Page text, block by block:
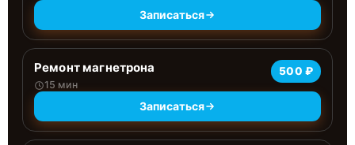
Записаться
Ремонт магнетрона
15 мин
500 ₽
Записаться